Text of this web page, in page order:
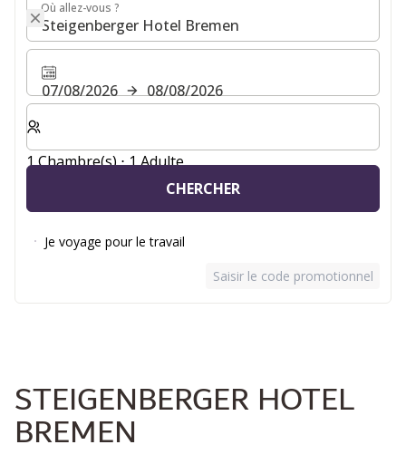
Où allez-vous ?
Où allez-vous ?
07/08/2026
08/08/2026
Sélectionnez le nombre de chambres et d'invités pour
1 Chambre(s) ⋅ 1 Adulte
CHERCHER
Je voyage pour le travail
Saisir le code promotionnel
STEIGENBERGER HOTEL
BREMEN